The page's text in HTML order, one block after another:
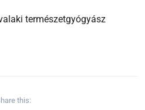
természetgyógyász
this: